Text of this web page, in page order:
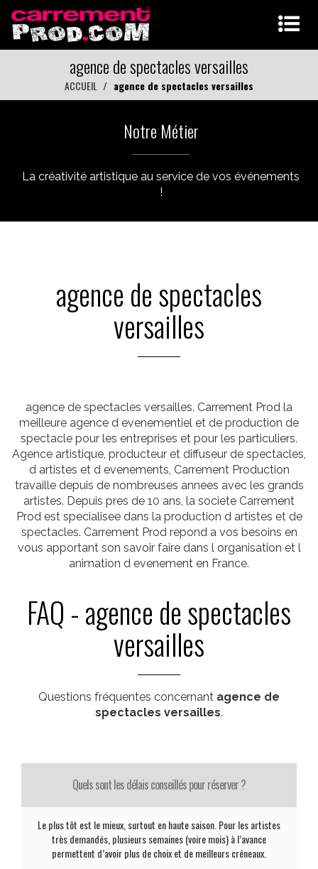
agence de spectacles versailles
ACCUEIL agence de spectacles versailles
Notre Métier
La créativité artistique au service de vos événements
!
agence de spectacles
versailles
agence de spectacles versailles. Carrement Prod la
meilleure agence d evenementiel et de production de
spectacle pour les entreprises et pour les particuliers.
Agence artistique, producteur et diffuseur de spectacles,
d artistes et d evenements, Carrement Production
travaille depuis de nombreuses annees avec les grands
artistes. Depuis pres de 10 ans, la societe Carrement
Prod est specialisee dans la production d artistes et de
spectacles. Carrement Prod repond a vos besoins en
vous apportant son savoir faire dans l organisation et l
animation d evenement en France.
FAQ - agence de spectacles
versailles
Questions fréquentes concernant agence de
spectacles versailles.
Quels sont les délais conseillés pour réserver ?
Le plus tôt est le mieux, surtout en haute saison. Pour les artistes
très demandés, plusieurs semaines (voire mois) à l’avance
permettent d’avoir plus de choix et de meilleurs créneaux.